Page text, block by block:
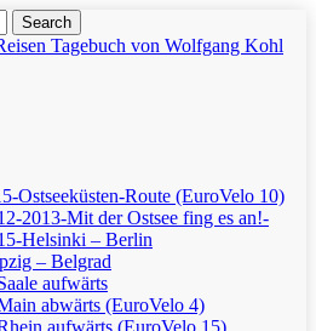
Search
Ostseeküsten-Route (EuroVelo 10)
2013-Mit der Ostsee fing es an!-
Helsinki – Berlin
– Belgrad
aufwärts
abwärts (EuroVelo 4)
aufwärts (EuroVelo 15)